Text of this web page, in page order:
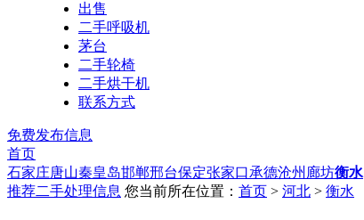
出售
二手呼吸机
茅台
二手轮椅
二手烘干机
联系方式
免费发布信息
首页
石家庄唐山秦皇岛邯郸邢台保定张家口承德沧州 廊坊衡水
推荐二手处理信息 您当前所在位置： 首页 > 河北 > 衡水